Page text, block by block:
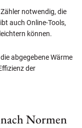
notwendig, die
auch Online-Tools,
können.
abgegebene Wärme
der
Normen